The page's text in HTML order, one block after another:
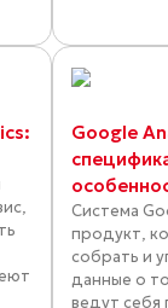
Google
Система
продукт,
собрать и
данные о
ведут себя